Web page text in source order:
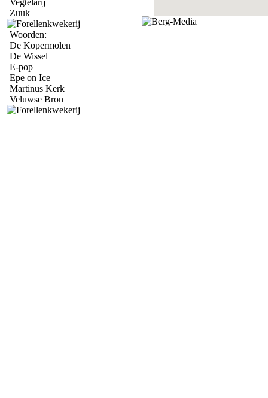
Vegtelarij
Zuuk
Woorden:
De Kopermolen
De Wissel
E-pop
Epe on Ice
Martinus Kerk
Veluwse Bron